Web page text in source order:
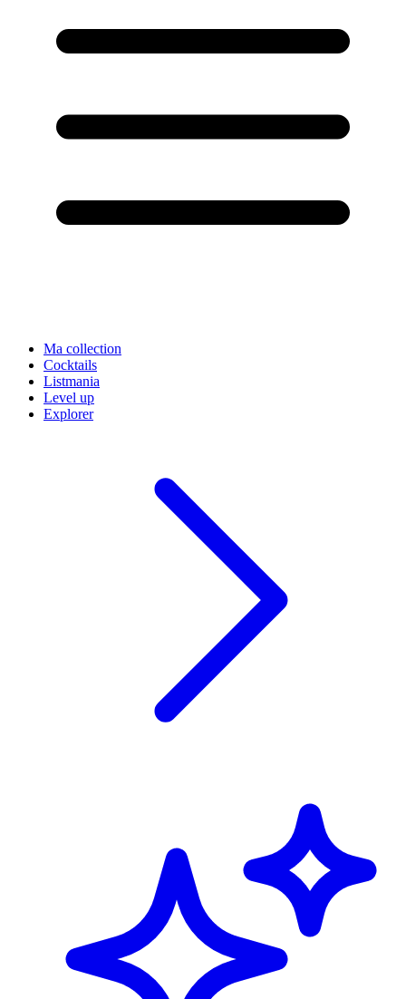
Ma collection
Cocktails
Listmania
Level up
Explorer